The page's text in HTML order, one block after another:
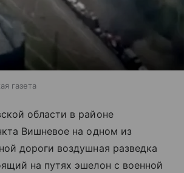
газета
области в районе
Вишневое на одном из
дороги воздушная разведка
на путях эшелон с военной